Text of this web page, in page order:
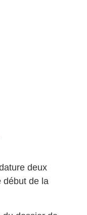
deux
début de la